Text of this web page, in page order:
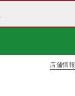
店舗情報